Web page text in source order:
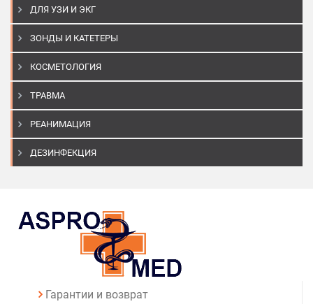
ДЛЯ УЗИ И ЭКГ
ЗОНДЫ И КАТЕТЕРЫ
КОСМЕТОЛОГИЯ
ТРАВМА
РЕАНИМАЦИЯ
ДЕЗИНФЕКЦИЯ
Гарантии и возврат